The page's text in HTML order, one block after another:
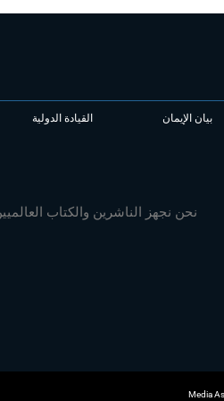
بيان الإيمان القيادة الدولية
نحن نجهز الناشرين والكتاب